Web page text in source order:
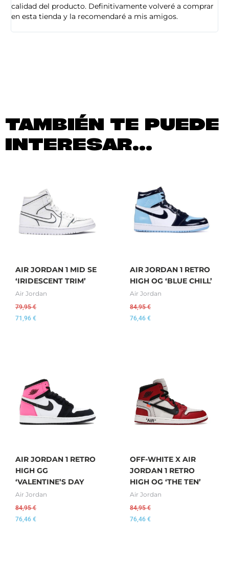
calidad del producto. Definitivamente volveré a comprar
en esta tienda y la recomendaré a mis amigos.
TAMBIÉN TE PUEDE
INTERESAR...
AIR JORDAN 1 MID SE
‘IRIDESCENT TRIM’
Air Jordan
79,95€
71,96 €
AIR JORDAN 1 RETRO
HIGH OG ‘BLUE CHILL’
Air Jordan
84,95€
76,46 €
AIR JORDAN 1 RETRO
HIGH GG
‘VALENTINE’S DAY
Air Jordan
84,95€
76,46 €
OFF-WHITE X AIR
JORDAN 1 RETRO
HIGH OG ‘THE TEN’
Air Jordan
84,95€
76,46 €